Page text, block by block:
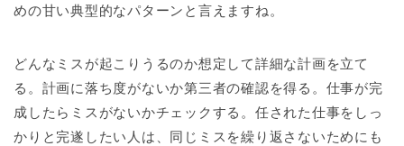
めの甘い典型的なパターンと言えますね。
どんなミスが起こりうるのか想定して詳細な計画を立て
る。計画に落ち度がないか第三者の確認を得る。仕事が完
成したらミスがないかチェックする。任された仕事をしっ
かりと完遂したい人は、同じミスを繰り返さないためにも